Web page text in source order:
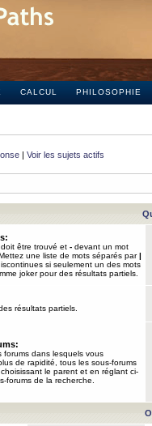
CALCUL PHILOSOPHIE
| Voir les sujets actifs
être trouvé et - devant un mot
une liste de mots séparés par|
si seulement un des mots
joker pour des résultats partiels.
résultats partiels.
forums dans lesquels vous
de rapidité, tous les sous-forums
le parent et en réglant ci-
forums de la recherche.